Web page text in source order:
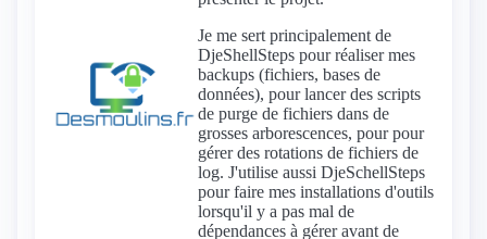
Je me sert principalement de
DjeShellSteps pour réaliser mes
backups (fichiers, bases de
données), pour lancer des scripts
de purge de fichiers dans de
grosses arborescences, pour pour
gérer des rotations de fichiers de
log. J'utilise aussi DjeSchellSteps
pour faire mes installations d'outils
lorsqu'il y a pas mal de
dépendances à gérer avant de